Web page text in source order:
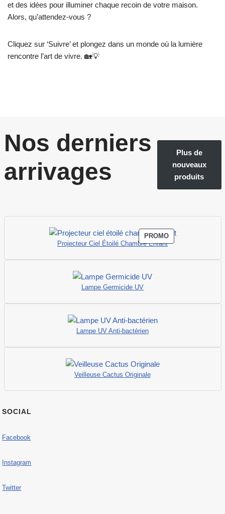
et des idées pour illuminer chaque recoin de votre maison.
Alors, qu’attendez-vous ?
Cliquez sur ‘Suivre’ et plongez dans un monde où la lumière
rencontre l’art de vivre. 🏡💡
Nos derniers
arrivages
Plus de
nouveaux
produits
PROMO
Projecteur Ciel Étoilé Chambre Enfant
Lampe Germicide UV
Lampe UV Anti-bactérien
Veilleuse Cactus Originale
SOCIAL
Facebook
Instagram
Twitter